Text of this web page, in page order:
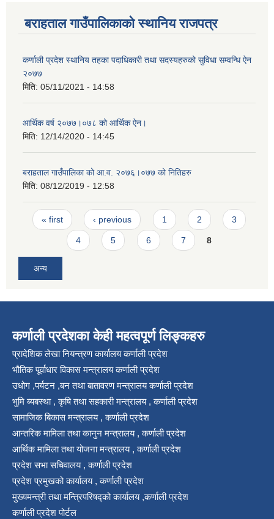
बराहताल गाउँपालिकाको स्थानिय राजपत्र
कर्णाली प्रदेश स्थानिय तहका पदाधिकारी तथा सदस्यहरुको सुविधा सम्वन्धि ऐन
२०७७
मिति: 05/11/2021 - 14:58
आर्थिक वर्ष २०७७।०७८ को आर्थिक ऐन।
मिति: 12/14/2020 - 14:45
बराहताल गाउँपालिका को आ.व. २०७६।०७७ को नितिहरु
मिति: 08/12/2019 - 12:58
Pages
« first ‹ previous 1 2 3
4 5 6 7 8
अन्य
कर्णाली प्रदेशका केही महत्वपूर्ण लिङ्कहरु
प्रादेशिक लेखा नियन्त्रण कार्यालय कर्णाली प्रदेश
भौतिक पूर्वाधार विकास मन्त्रालय कर्णाली प्रदेश
उधोग ,पर्यटन ,बन तथा बातावरण मन्त्रालय कर्णाली प्रदेश
भुमि ब्यबस्था , कृषि तथा सहकारी मन्त्रालय , कर्णाली प्रदेश
सामाजिक बिकास मन्त्रालय , कर्णाली प्रदेश
आन्तरिक मामिला तथा कानुन मन्त्रालय , कर्णाली प्रदेश
आर्थिक मामिला तथा योजना मन्त्रालय , कर्णाली प्रदेश
प्रदेश सभा सचिवालय , कर्णाली प्रदेश
प्रदेश प्रमुखको कार्यालय , कर्णाली प्रदेश
मुख्यमन्त्री तथा मन्त्रिपरिषद्को कार्यालय ,कर्णाली प्रदेश
कर्णाली प्रदेश पोर्टल